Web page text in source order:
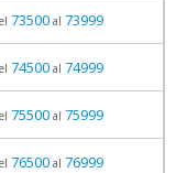
73500al 73999
74500al 74999
75500al 75999
76500al 76999